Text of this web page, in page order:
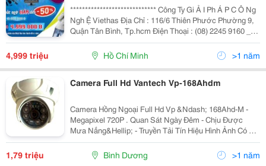
***************************** Công Ty Gi Ả I Ph Á P C Ô Ng
Ngh Ệ Viethas Địa Chỉ : 116/6 Thiên Phước Phường 9,
Quận Tân Bình, Tp.hcm Điện Thoại : (08) 2245 9160 _
Website : Sieuthihangcongnghe.com Email :
Duchuy@Viethas.com &Quot;Côn
4,999 triệu Hồ Chí Minh >1 năm
Camera Full Hd Vantech Vp-168Ahdm
Camera Hồng Ngoại Full Hd Vp &Ndash; 168Ahd-M -
Megapixel 720P . Quan Sát Ngày Đêm - Chịu Được
Mưa Nắng&Hellip; - Truyền Tải Tín Hiệu Hình Ảnh Có Độ
Nét Cao ( Hd ) Với Khoảng Cách Lên Đến 500 Mét . - Đạt
Chuẩn Ip66 Về Chống Bám Bụi,
1,79 triệu Bình Dương >1 năm